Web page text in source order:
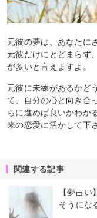
元彼の夢は、あなたに
元彼だけにとどまらず
が多いと言えますよ。
元彼に未練があるかど
て、自分の心と向き合
らに進めば良いかわか
来の恋愛に活かして下
関連する記事
【夢占
そうにな